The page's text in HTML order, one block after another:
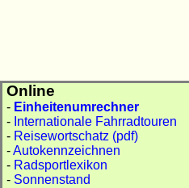
Online
- Einheitenumrechner
- Internationale Fahrradtouren
- Reisewortschatz (pdf)
-Autokennzeichnen
- Radsportlexikon
- Sonnenstand